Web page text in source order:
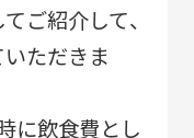
ご紹介して、
ただきま
に飲食費とし